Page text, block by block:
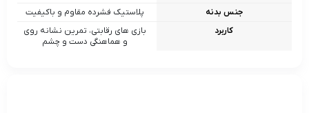
جنس بدنه
پلاستیک فشرده مقاوم و باکیفیت
کاربرد
بازی‌ های رقابتی، تمرین نشانه‌ روی
و هماهنگی دست و چشم